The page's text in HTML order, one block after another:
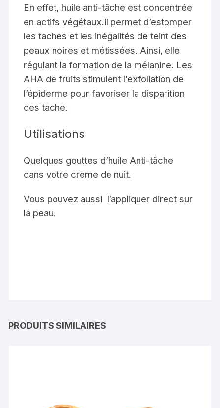
En effet, huile anti-tâche est concentrée
en actifs végétaux.il permet d’estomper
les taches et les inégalités de teint des
peaux noires et métissées. Ainsi, elle
régulant la formation de la mélanine. Les
AHA de fruits stimulent l’exfoliation de
l’épiderme pour favoriser la disparition
des tache.
Utilisations
Quelques gouttes d’huile Anti-tâche
dans votre crème de nuit.
Vous pouvez aussi l’appliquer direct sur
la peau.
PRODUITS SIMILAIRES